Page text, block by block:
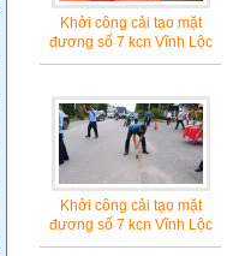
Khởi công cải tạo mặt
đương số 7 kcn Vĩnh Lộc
Khởi công cải tạo mặt
đương số 7 kcn Vĩnh Lộc